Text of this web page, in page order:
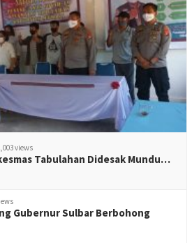
views
Tabulahan Didesak Mundu…
Gubernur Sulbar Berbohong